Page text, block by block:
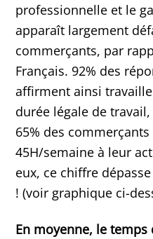
professionnelle et le
apparaît largement
commerçants, par
Français. 92% des
affirment ainsi
durée légale de
65% des
45H/semaine à leur
eux, ce chiffre
! (voir graphique ci-
En moyenne, le temps